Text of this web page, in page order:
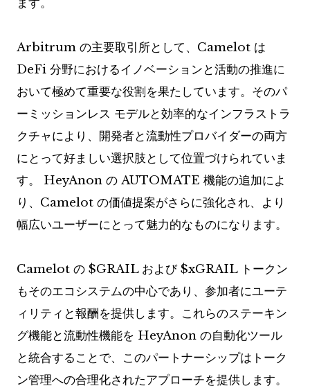
ます。
Arbitrum の主要取引所として、Camelot は
DeFi 分野におけるイノベーションと活動の推進に
おいて極めて重要な役割を果たしています。そのパ
ーミッションレス モデルと効率的なインフラストラ
クチャにより、開発者と流動性プロバイダーの両方
にとって好ましい選択肢として位置づけられていま
す。 HeyAnon の AUTOMATE 機能の追加によ
り、Camelot の価値提案がさらに強化され、より
幅広いユーザーにとって魅力的なものになります。
Camelot の $GRAIL および $xGRAIL トークン
もそのエコシステムの中心であり、参加者にユーテ
ィリティと報酬を提供します。これらのステーキン
グ機能と流動性機能を HeyAnon の自動化ツール
と統合することで、このパートナーシップはトーク
ン管理への合理化されたアプローチを提供します。